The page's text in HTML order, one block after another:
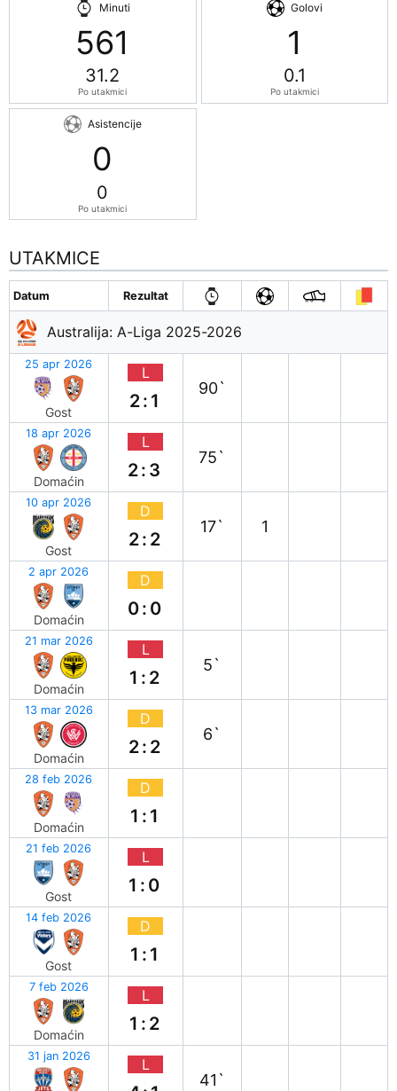
Minuti
561
31.2
Po utakmici
Golovi
1
0.1
Po utakmici
Asistencije
0
0
Po utakmici
UTAKMICE
Datum Rezultat
Australija: A-Liga 2025-2026
25 apr 2026
Gost
L
2:1
90`
18 apr 2026
Domaćin
L
2:3
75`
10 apr 2026
Gost
D
2:2
17` 1
2 apr 2026
Domaćin
D
0:0
21 mar 2026
Domaćin
L
1:2
5`
13 mar 2026
Domaćin
D
2:2
6`
28 feb 2026
Domaćin
D
1:1
21 feb 2026
Gost
L
1:0
14 feb 2026
Gost
D
1:1
7 feb 2026
Domaćin
L
1:2
31 jan 2026 L
41`